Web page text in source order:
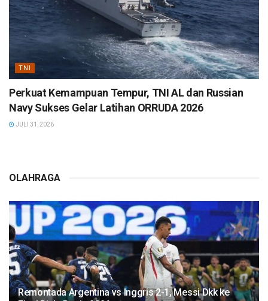
TNI
Perkuat Kemampuan Tempur, TNI AL dan Russian
Navy Sukses Gelar Latihan ORRUDA 2026
JULI 31, 2026
OLAHRAGA
Remontada Argentina vs Inggris 2-1, Messi Dkk ke